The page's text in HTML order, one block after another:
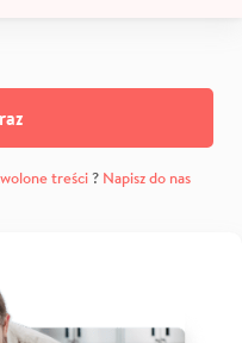
treści? Napisz do nas